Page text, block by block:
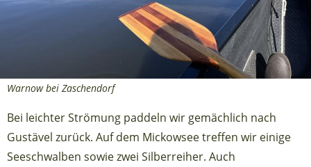
Warnow bei Zaschendorf
Bei leichter Strömung paddeln wir gemächlich nach
Gustävel zurück. Auf dem Mickowsee treffen wir einige
Seeschwalben sowie zwei Silberreiher. Auch